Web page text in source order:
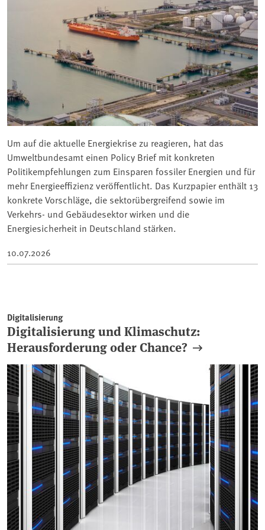
Um auf die aktuelle Energiekrise zu reagieren, hat das
Umweltbundesamt einen Policy Brief mit konkreten
Politikempfehlungen zum Einsparen fossiler Energien und für
mehr Energieeffizienz veröffentlicht. Das Kurzpapier enthält 13
konkrete Vorschläge, die sektorübergreifend sowie im
Verkehrs- und Gebäudesektor wirken und die
Energiesicherheit in Deutschland stärken.
10.07.2026
Digitalisierung
Digitalisierung und Klimaschutz:
Herausforderung oder Chance?